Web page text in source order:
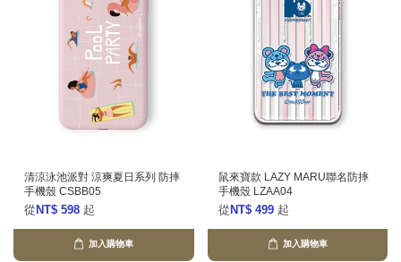
清涼泳池派對 涼爽夏日系列 防摔
手機殼 CSBB05
從NT$ 598 起
加入購物車
鼠來寶款 LAZY MARU聯名防摔
手機殼 LZAA04
從NT$ 499 起
加入購物車